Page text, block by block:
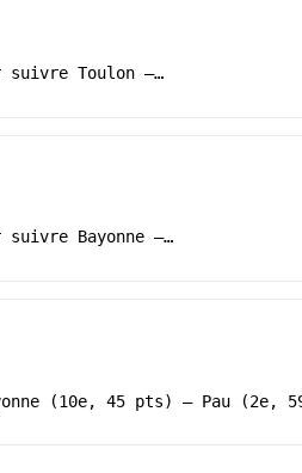
suivre Toulon –…
Bayonne –…
(10e, 45 pts) – Pau (2e,